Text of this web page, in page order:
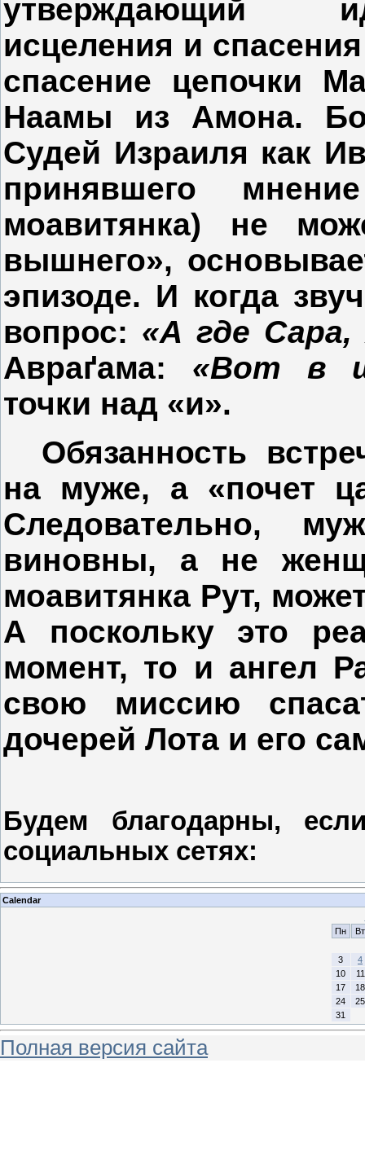
утверждающий
исцеления и
спасение цепочки
Наамы из Амона.
Судей Израиля как
принявшего
моавитянка) не
вышнего»,
эпизоде. И когда
вопрос: «А где
Авраґама: «Вот в
точки над «и».
Обязанность
на муже, а «почет
Следовательно,
виновны, а не
моавитянка Рут,
А поскольку это
момент, то и ангел
свою миссию
дочерей Лота и его
Будем благодарны,
социальных сетях:
Calendar
Пн
Вт
3
4
10
11
17
18
24
25
31
Полная версия сайта